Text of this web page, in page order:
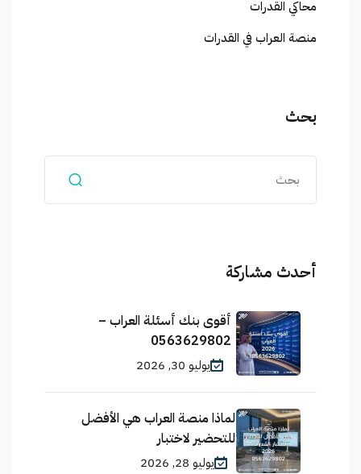
محاكي القدرات
منصة العراب في القدرات
بحث
أحدث مشاركة
أقوى بنك أسئلة العراب –
0563629802
يوليو 30, 2026
لماذا منصة العراب هي الأفضل
للتحضير لاختبار
يوليو 28, 2026